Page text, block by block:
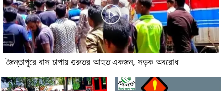
জৈন্তাপুরে বাস চাপায় গুরুতর আহত একজন, সড়ক অবরোধ